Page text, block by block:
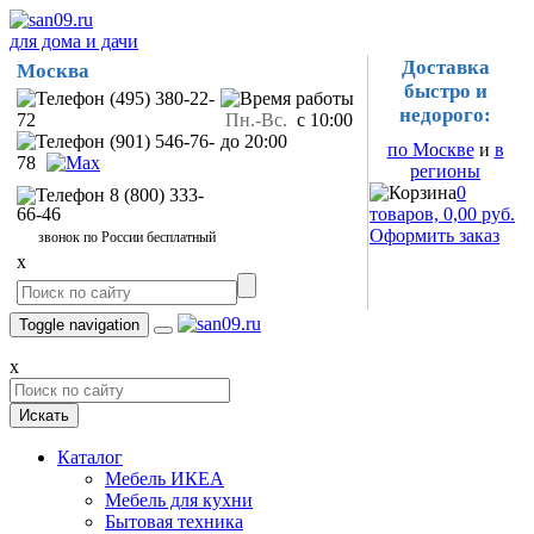
для дома и дачи
Москва
(495) 380-22-
72
(901) 546-76-
78
8 (800) 333-
66-46
звонок по России бесплатный
Пн.-Вс. с 10:00
до 20:00
x
Доставка
быстро и
недорого:
по Москвеи в
регионы
0
товаров, 0,00 руб.
Оформить заказ
Toggle navigation
x
Искать
Каталог
Мебель ИКЕА
Мебель для кухни
Бытовая техника